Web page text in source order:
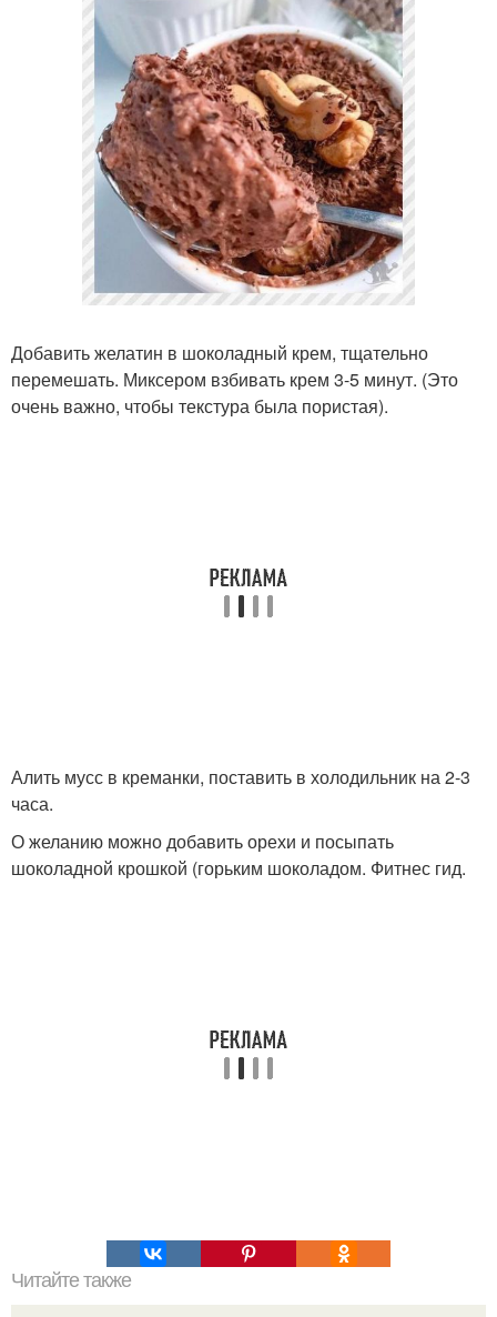
Добавить желатин в шоколадный крем, тщательно
перемешать. Миксером взбивать крем 3-5 минут. (Это
очень важно, чтобы текстура была пористая).
Алить мусс в креманки, поставить в холодильник на 2-3
часа.
О желанию можно добавить орехи и посыпать
шоколадной крошкой (горьким шоколадом. Фитнес гид.
Читайте также